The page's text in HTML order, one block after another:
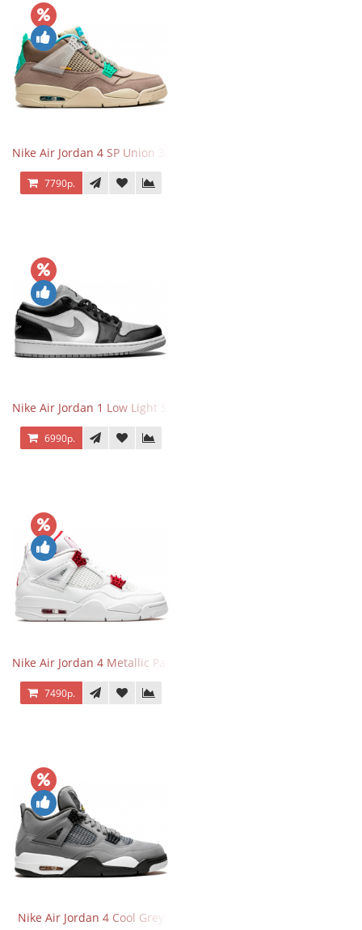
Nike Air Jordan 4 SP Union 30th Anniversary Taupe Haze
7790р.
Nike Air Jordan 1 Low Light Smoke Grey
6990р.
Nike Air Jordan 4 Metallic Pack University Red
7490р.
Nike Air Jordan 4 Cool Grey